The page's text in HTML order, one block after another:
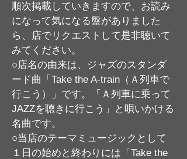
順次掲載していきますので、お読み
になって気になる盤がありました
ら、店でリクエストして是非聴いて
みてください。
○店名の由来は、ジャズのスタンダ
ード曲「Take the A-train（Ａ列車で
行こう）」です。「Ａ列車に乗って
JAZZを聴きに行こう」と唄いかける
名曲です。
○当店のテーマミュージックとして
１日の始めと終わりには「Take the